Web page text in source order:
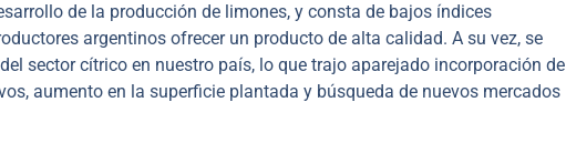
de la producción de limones, y consta de bajos índices
argentinos ofrecer un producto de alta calidad. A su vez, se
sector cítrico en nuestro país, lo que trajo aparejado incorporación de
aumento en la superficie plantada y búsqueda de nuevos mercados